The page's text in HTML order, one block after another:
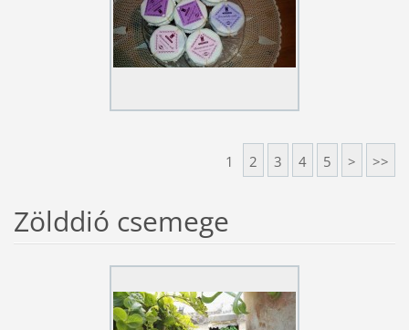
1 2 3 4 5 > >>
Zölddió csemege